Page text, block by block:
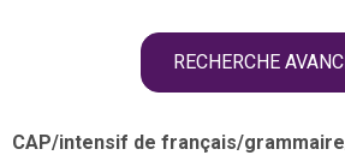
RECHERCHE
CAP/intensif de français/grammaire